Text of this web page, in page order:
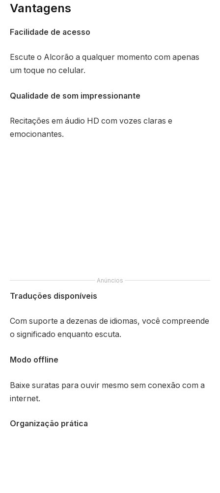
Vantagens
Facilidade de acesso
Escute o Alcorão a qualquer momento com apenas
um toque no celular.
Qualidade de som impressionante
Recitações em áudio HD com vozes claras e
emocionantes.
Anúncios
Traduções disponíveis
Com suporte a dezenas de idiomas, você compreende
o significado enquanto escuta.
Modo offline
Baixe suratas para ouvir mesmo sem conexão com a
internet.
Organização prática